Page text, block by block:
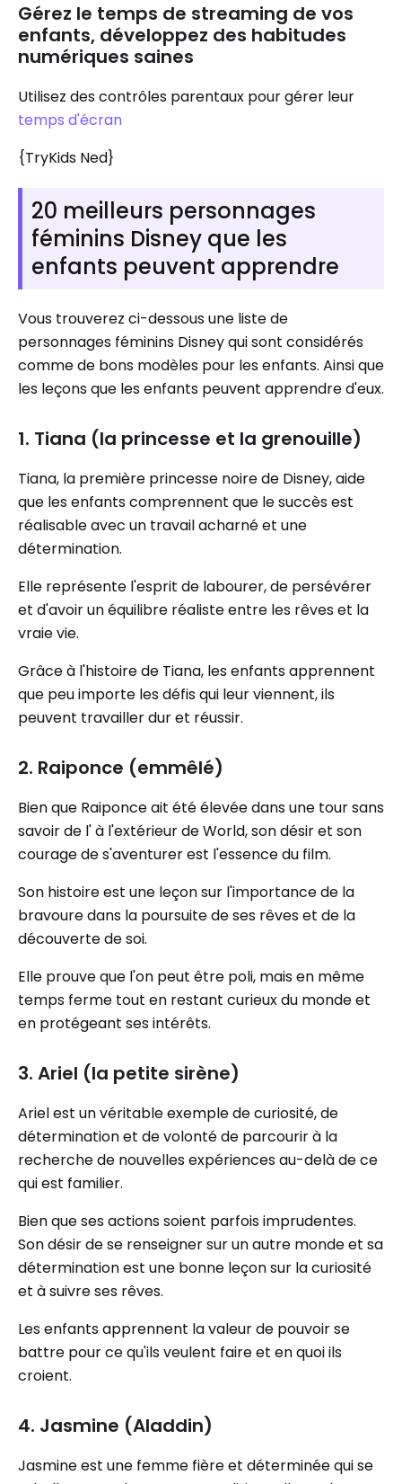
Gérez le temps de streaming de vos
enfants, développez des habitudes
numériques saines
Utilisez des contrôles parentaux pour gérer leur
temps d'écran
{TryKids Ned}
20 meilleurs personnages
féminins Disney que les
enfants peuvent apprendre
Vous trouverez ci-dessous une liste de
personnages féminins Disney qui sont considérés
comme de bons modèles pour les enfants. Ainsi que
les leçons que les enfants peuvent apprendre d'eux.
1. Tiana (la princesse et la grenouille)
Tiana, la première princesse noire de Disney, aide
que les enfants comprennent que le succès est
réalisable avec un travail acharné et une
détermination.
Elle représente l'esprit de labourer, de persévérer
et d'avoir un équilibre réaliste entre les rêves et la
vraie vie.
Grâce à l'histoire de Tiana, les enfants apprennent
que peu importe les défis qui leur viennent, ils
peuvent travailler dur et réussir.
2. Raiponce (emmêlé)
Bien que Raiponce ait été élevée dans une tour sans
savoir de l' à l'extérieur de World, son désir et son
courage de s'aventurer est l'essence du film.
Son histoire est une leçon sur l'importance de la
bravoure dans la poursuite de ses rêves et de la
découverte de soi.
Elle prouve que l'on peut être poli, mais en même
temps ferme tout en restant curieux du monde et
en protégeant ses intérêts.
3. Ariel (la petite sirène)
Ariel est un véritable exemple de curiosité, de
détermination et de volonté de parcourir à la
recherche de nouvelles expériences au-delà de ce
qui est familier.
Bien que ses actions soient parfois imprudentes.
Son désir de se renseigner sur un autre monde et sa
détermination est une bonne leçon sur la curiosité
et à suivre ses rêves.
Les enfants apprennent la valeur de pouvoir se
battre pour ce qu'ils veulent faire et en quoi ils
croient.
4. Jasmine (Aladdin)
Jasmine est une femme fière et déterminée qui se